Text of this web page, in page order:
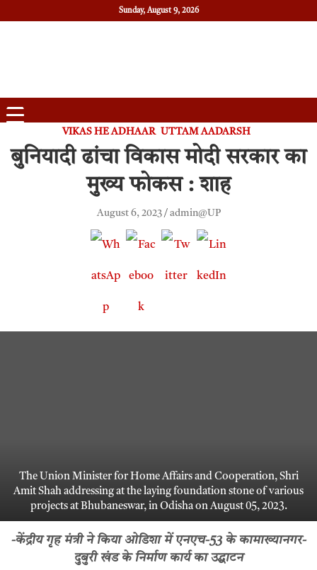
Sunday, August 9, 2026
The Union Minister for Home Affairs and Cooperation, Shri
Amit Shah addressing at the laying foundation stone of various
projects at Bhubaneswar, in Odisha on August 05, 2023.
VIKAS HE ADHAAR UTTAM AADARSH
बुनियादी ढांचा विकास मोदी सरकार का
मुख्य फोकस : शाह
August 6, 2023 admin@UP
-केंद्रीय गृह मंत्री ने किया ओडिशा में एनएच-53 के कामाख्यानगर-
दुबुरी खंड के निर्माण कार्य का उद्घाटन